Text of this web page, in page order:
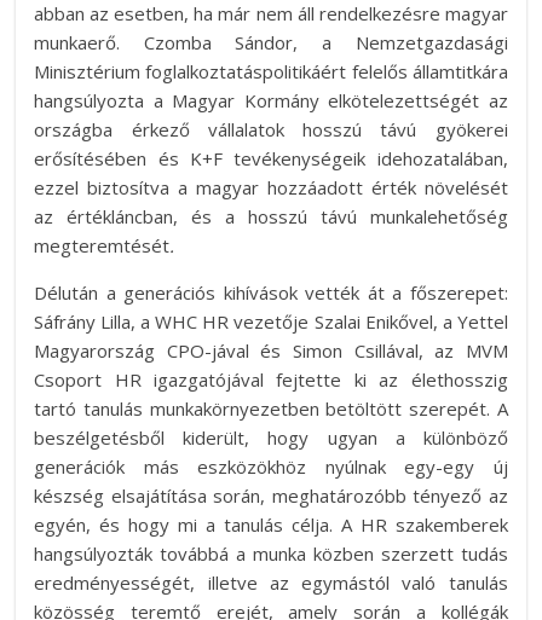
abban az esetben, ha már nem áll rendelkezésre magyar
munkaerő. Czomba Sándor, a Nemzetgazdasági
Minisztérium foglalkoztatáspolitikáért felelős államtitkára
hangsúlyozta a Magyar Kormány elkötelezettségét az
országba érkező vállalatok hosszú távú gyökerei
erősítésében és K+F tevékenységeik idehozatalában,
ezzel biztosítva a magyar hozzáadott érték növelését
az értékláncban, és a hosszú távú munkalehetőség
megteremtését.
Délután a generációs kihívások vették át a főszerepet:
Sáfrány Lilla, a WHC HR vezetője Szalai Enikővel, a Yettel
Magyarország CPO-jával és Simon Csillával, az MVM
Csoport HR igazgatójával fejtette ki az élethosszig
tartó tanulás munkakörnyezetben betöltött szerepét. A
beszélgetésből kiderült, hogy ugyan a különböző
generációk más eszközökhöz nyúlnak egy-egy új
készség elsajátítása során, meghatározóbb tényező az
egyén, és hogy mi a tanulás célja. A HR szakemberek
hangsúlyozták továbbá a munka közben szerzett tudás
eredményességét, illetve az egymástól való tanulás
közösség teremtő erejét, amely során a kollégák